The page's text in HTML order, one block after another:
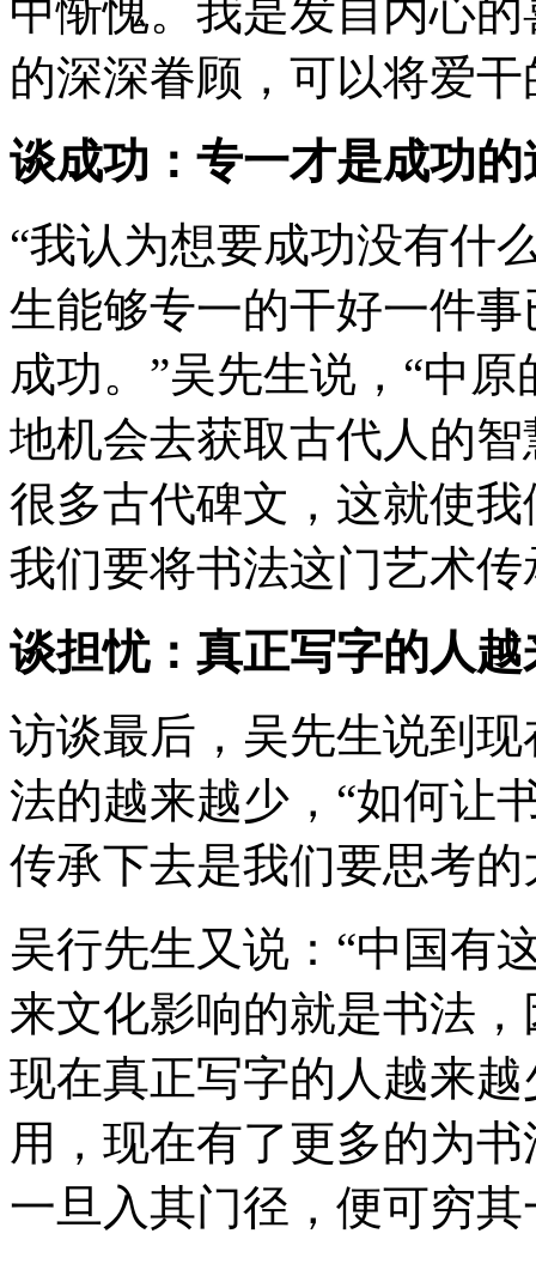
中惭愧。我是发自内心
的深深眷顾，可以将爱
谈成功：专一才是成功的
“我认为想要成功没有什
生能够专一的干好一件
成功。”吴先生说，“中
地机会去获取古代人的
很多古代碑文，这就使
我们要将书法这门艺术传
谈担忧：真正写字的人越
访谈最后，吴先生说到
法的越来越少，“如何让
传承下去是我们要思考的
吴行先生又说：“中国有
来文化影响的就是书法
现在真正写字的人越来
用，现在有了更多的为
一旦入其门径，便可穷